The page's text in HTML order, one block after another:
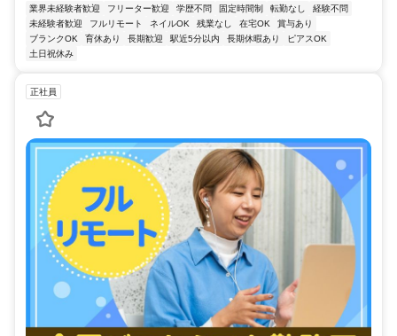
業界未経験者歓迎 フリーター歓迎 学歴不問 固定時間制 転勤なし
経験不問
未経験者歓迎
フルリモート ネイルOK 残業なし 在宅OK
賞与あり
ブランクOK
育休あり 長期歓迎 駅近5分以内 長期休暇あり
ピアスOK
土日祝休み
正社員